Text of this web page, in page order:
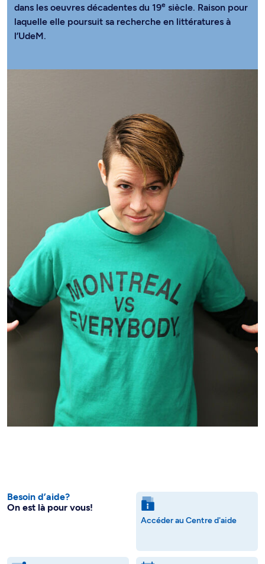
dans les oeuvres décadentes du 19e siècle. Raison pour
laquelle elle poursuit sa recherche en littératures à
l’UdeM.
Besoin d’aide?
On est là pour vous!
Accéder au Centre d'aide